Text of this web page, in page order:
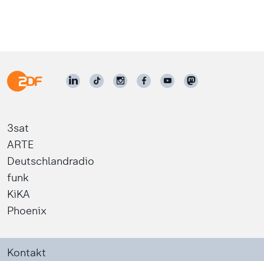
3sat
ARTE
Deutschlandradio
funk
KiKA
Phoenix
Kontakt